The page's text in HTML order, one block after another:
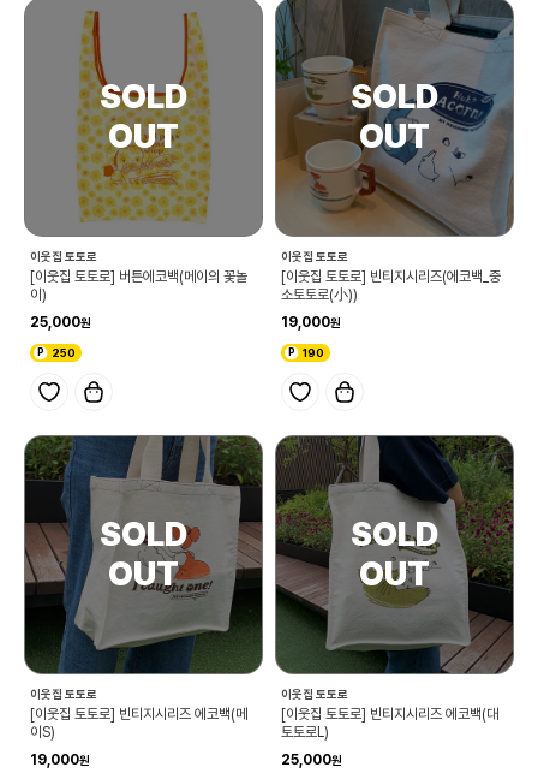
이웃집 토토로
[이웃집 토토로] 버튼에코백(메이의 꽃놀
이)
25,000
250
이웃집 토토로
[이웃집 토토로] 빈티지시리즈(에코백_중
소토토로(小))
19,000
190
이웃집 토토로
[이웃집 토토로] 빈티지시리즈 에코백(메
이S)
19,000
이웃집 토토로
[이웃집 토토로] 빈티지시리즈 에코백(대
토토로L)
25,000